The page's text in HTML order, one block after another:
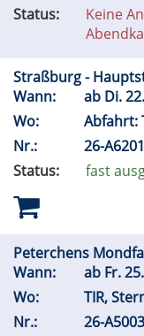
Status:
Keine
Straßburg -
Wann:
ab Di.
Wo:
Abfahrt:
Nr.:
26-A6201
Status:
fast
Peterchens
Wann:
ab Fr.
Wo:
TIR,
Nr.:
26-A5003